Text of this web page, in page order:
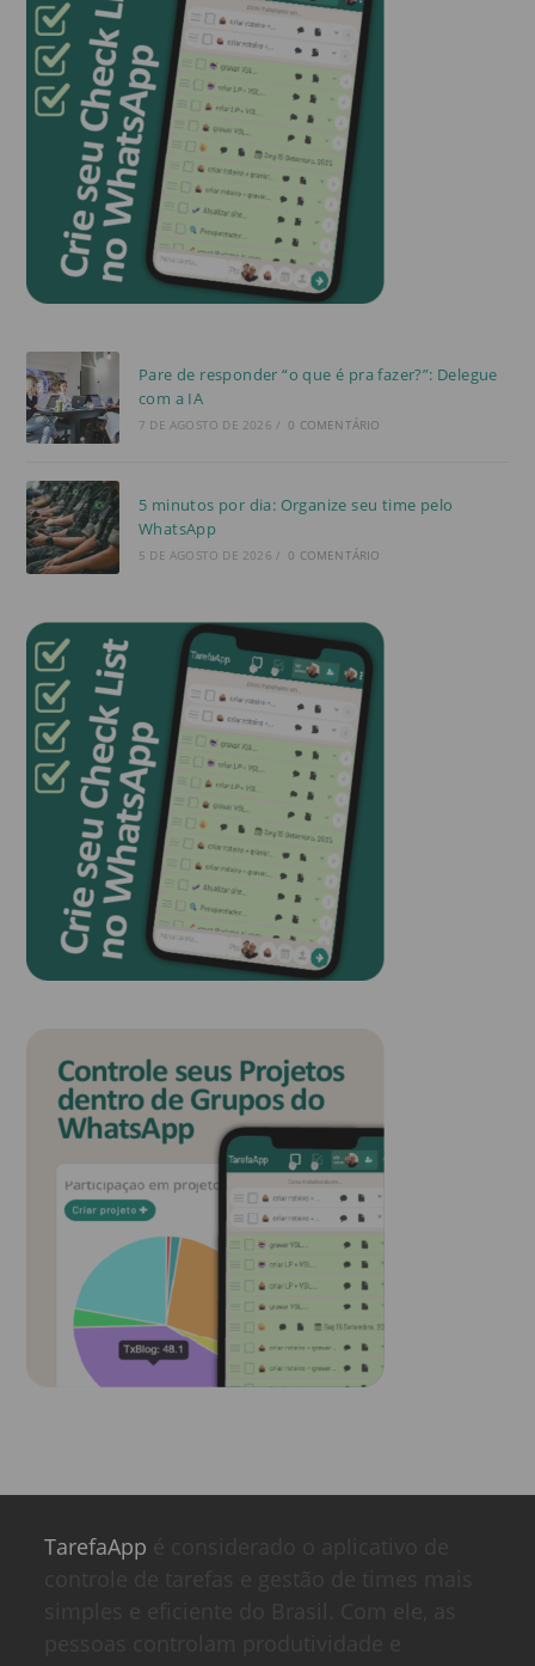
Pare de responder “o que é pra fazer?”: Delegue
com a IA
7 DE AGOSTO DE 2026 / 0 COMENTÁRIO
5 minutos por dia: Organize seu time pelo
WhatsApp
5 DE AGOSTO DE 2026 / 0 COMENTÁRIO
TarefaApp